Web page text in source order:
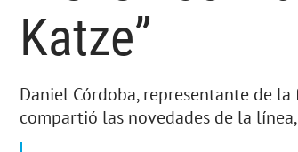
Katze”
Daniel Córdoba, representante de
compartió las novedades de la